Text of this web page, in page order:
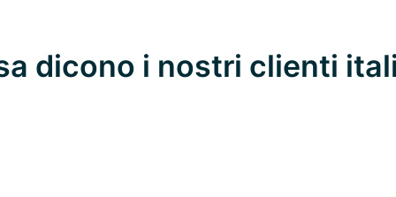
dicono i nostri clienti